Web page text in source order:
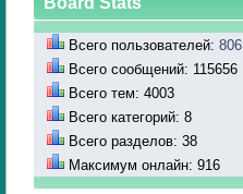
Всего пользователей: 806
Всего сообщений: 115656
Всего тем: 4003
Всего категорий: 8
Всего разделов: 38
Максимум онлайн: 916